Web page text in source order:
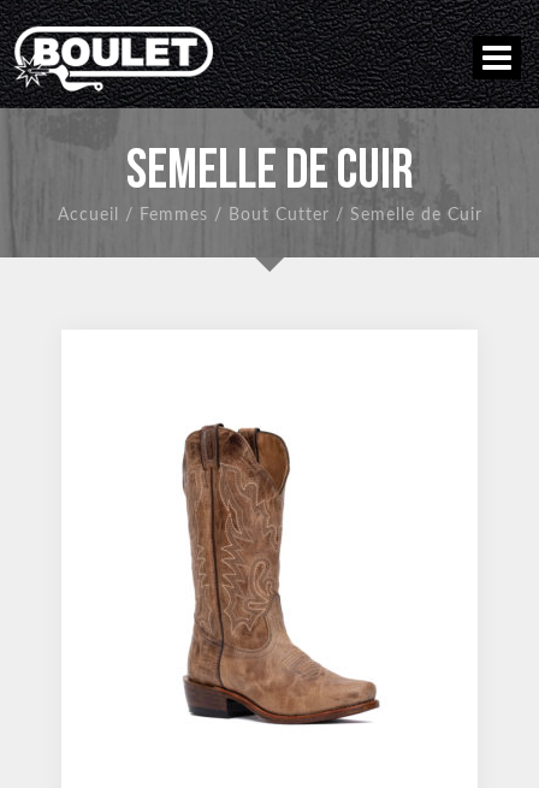
SEMELLE DE CUIR
Accueil / Femmes / Bout Cutter / Semelle de Cuir